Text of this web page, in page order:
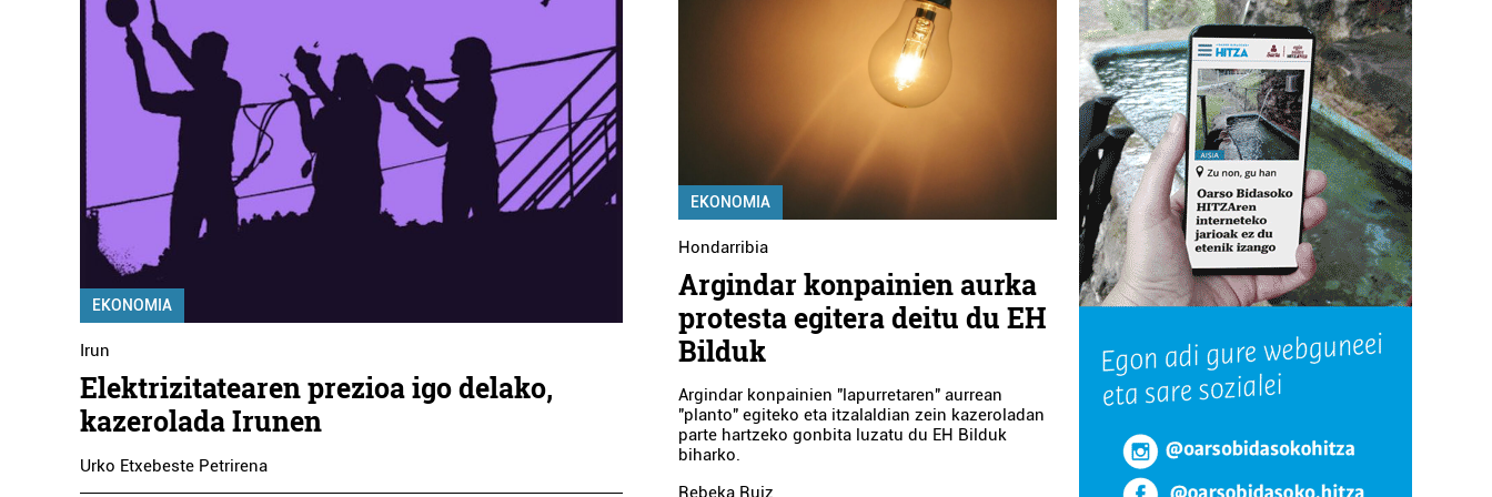
EKONOMIA
Irun
Elektrizitatearen prezioa igo delako,
kazerolada Irunen
Urko Etxebeste Petrirena
EKONOMIA
Hondarribia
Argindar konpainien aurka
protesta egitera deitu du EH
Bilduk
Argindar konpainien "lapurretaren" aurrean
"planto" egiteko eta itzalaldian zein kazeroladan
parte hartzeko gonbita luzatu du EH Bilduk
biharko.
Rebeka Ruiz